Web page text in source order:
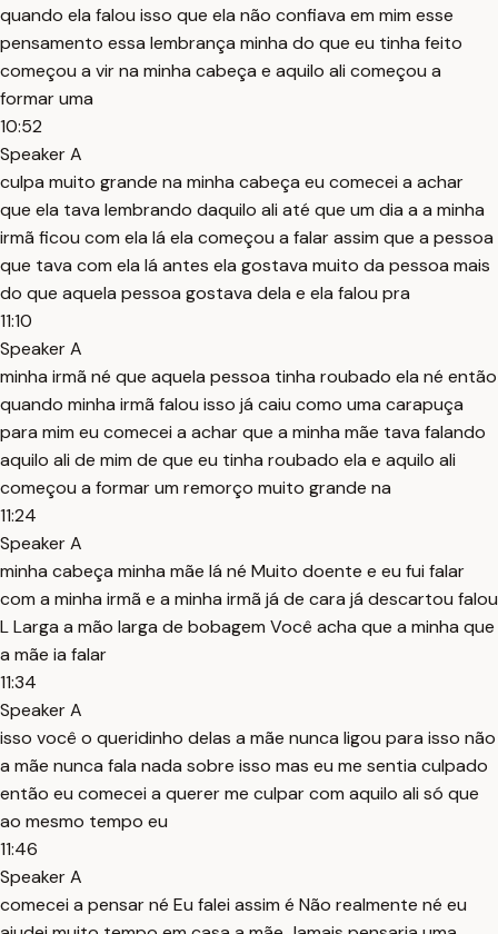
quando ela falou isso que ela não confiava em mim esse
pensamento essa lembrança minha do que eu tinha feito
começou a vir na minha cabeça e aquilo ali começou a
formar uma
10:52
Speaker A
culpa muito grande na minha cabeça eu comecei a achar
que ela tava lembrando daquilo ali até que um dia a a minha
irmã ficou com ela lá ela começou a falar assim que a pessoa
que tava com ela lá antes ela gostava muito da pessoa mais
do que aquela pessoa gostava dela e ela falou pra
11:10
Speaker A
minha irmã né que aquela pessoa tinha roubado ela né então
quando minha irmã falou isso já caiu como uma carapuça
para mim eu comecei a achar que a minha mãe tava falando
aquilo ali de mim de que eu tinha roubado ela e aquilo ali
começou a formar um remorço muito grande na
11:24
Speaker A
minha cabeça minha mãe lá né Muito doente e eu fui falar
com a minha irmã e a minha irmã já de cara já descartou falou
L Larga a mão larga de bobagem Você acha que a minha que
a mãe ia falar
11:34
Speaker A
isso você o queridinho delas a mãe nunca ligou para isso não
a mãe nunca fala nada sobre isso mas eu me sentia culpado
então eu comecei a querer me culpar com aquilo ali só que
ao mesmo tempo eu
11:46
Speaker A
comecei a pensar né Eu falei assim é Não realmente né eu